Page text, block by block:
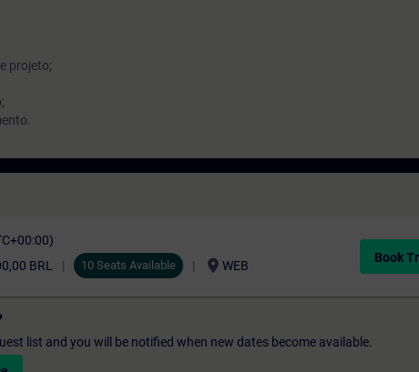
projeto;
BRL 10 Seats Available location_on WEB
Book
list and you will be notified when new dates become available.